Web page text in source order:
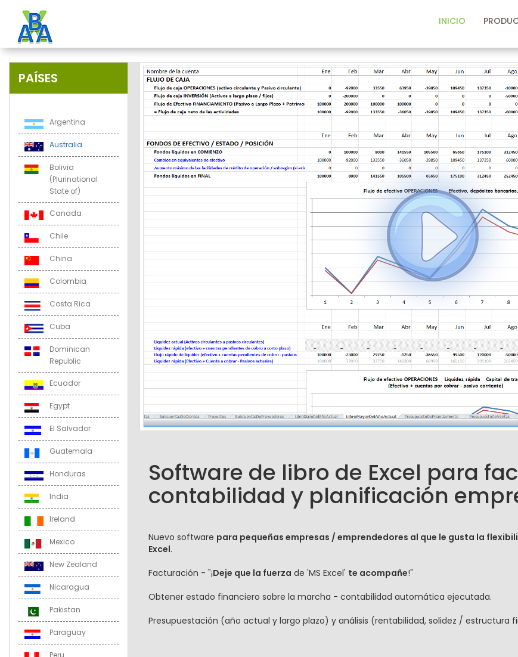
INICIO
PAÍSES
Argentina
Australia
Bolivia
(Plurinational
State of)
Canada
Chile
China
Colombia
Costa Rica
Cuba
Dominican
Republic
Ecuador
Egypt
El Salvador
Guatemala
Honduras
India
Ireland
Mexico
New Zealand
Nicaragua
Pakistan
Paraguay
Peru
Software de libro de Excel para
contabilidad y planificación
Nuevo software para pequeñas empresas / emprendedores al que le gusta la
Excel.
Facturación - "¡Deje que la fuerza de 'MS Excel' te acompañe!"
Obtener estado financiero sobre la marcha - contabilidad automática ejecutada.
Presupuestación (año actual y largo plazo) y análisis (rentabilidad, solidez / estructura